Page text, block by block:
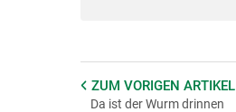
ZUM VORIGEN ARTIKEL
Da ist der Wurm drinnen